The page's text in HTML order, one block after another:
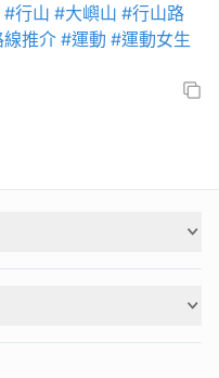
#行山 #大嶼山 #行山路
推介 #運動 #運動女生